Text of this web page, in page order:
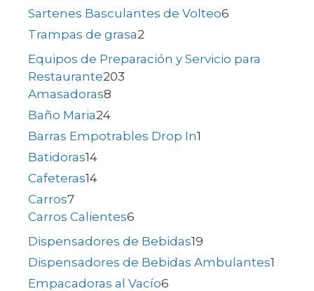
Sartenes Basculantes de Volteo6
Trampas de grasa2
Equipos de Preparación y Servicio para
Restaurante203
Amasadoras8
Baño Maria24
Barras Empotrables Drop In1
Batidoras14
Cafeteras14
Carros7
Carros Calientes6
Dispensadores de Bebidas19
Dispensadores de Bebidas Ambulantes1
Empacadoras al Vacío6